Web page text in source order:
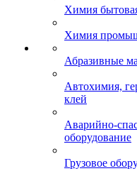
Химия
Химия
Абразивные
Автохимия,
клей
Аварийно-
оборудование
Грузовое